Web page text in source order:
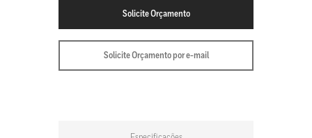
Solicite Orçamento
Solicite Orçamento por e-mail